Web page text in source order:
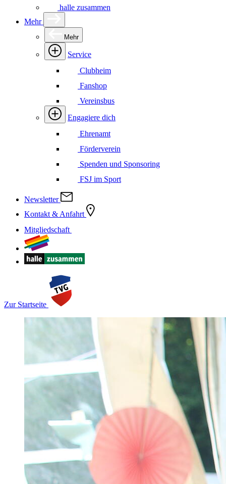
halle zusammen
Mehr
Mehr
Service
Clubheim
Fanshop
Vereinsbus
Engagiere dich
Ehrenamt
Förderverein
Spenden und Sponsoring
FSJ im Sport
Newsletter
Kontakt & Anfahrt
Mitgliedschaft
Zur Startseite